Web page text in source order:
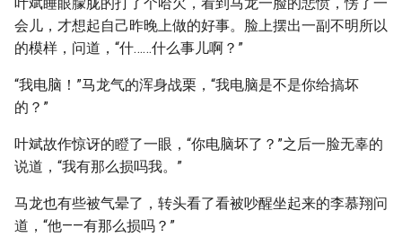
会儿，才想起自己昨晚上做的好事。脸上摆出一副不明所以
的模样，问道，“什……什么事儿啊？”
“我电脑！”马龙气的浑身战栗，“我电脑是不是你给搞坏
的？”
叶斌故作惊讶的瞪了一眼，“你电脑坏了？”之后一脸无辜的
说道，“我有那么损吗我。”
马龙也有些被气晕了，转头看了看被吵醒坐起来的李慕翔问
道，“他——有那么损吗？”